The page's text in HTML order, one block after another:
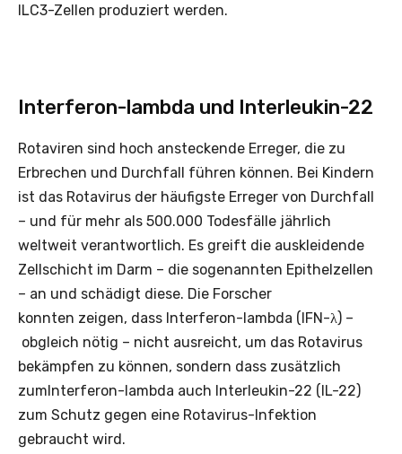
ILC3-Zellen produziert werden.
Interferon-lambda und Interleukin-22
Rotaviren sind hoch ansteckende Erreger, die zu
Erbrechen und Durchfall führen können. Bei Kindern
ist das Rotavirus der häufigste Erreger von Durchfall
– und für mehr als 500.000 Todesfälle jährlich
weltweit verantwortlich. Es greift die auskleidende
Zellschicht im Darm – die sogenannten Epithelzellen
– an und schädigt diese. Die Forscher
konnten zeigen, dass Interferon-lambda (IFN-λ) –
obgleich nötig – nicht ausreicht, um das Rotavirus
bekämpfen zu können, sondern dass zusätzlich
zumInterferon-lambda auch Interleukin-22 (IL-22)
zum Schutz gegen eine Rotavirus-Infektion
gebraucht wird.